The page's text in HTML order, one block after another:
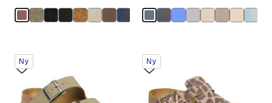
Samhandling
med
swatch-
farger
Ny
Samhandling
med
swatch-
farger
Ny